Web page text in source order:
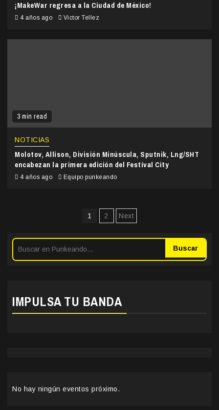
¡MakeWar regresa a la Ciudad de México!
4 años ago Victor Tellez
3 min read
NOTICIAS
Molotov, Allison, División Minúscula, Sputnik, Lng/SHT
encabezan la primera edición del Festival City
4 años ago Equipo punkeando
Paginación
entradas
1 2 Next
Buscar
IMPULSA TU BANDA
No hay ningún eventos próximo.